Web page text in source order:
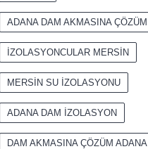
ADANA DAM AKMASINA ÇÖZÜM
İZOLASYONCULAR MERSİN
MERSİN SU İZOLASYONU
ADANA DAM İZOLASYON
DAM AKMASINA ÇÖZÜM ADANA